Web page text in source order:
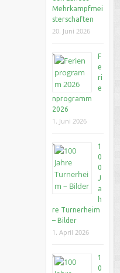
Mehrkampfmei
sterschaften
20. Juni 2026
F
e
ri
e
nprogramm
2026
1. Juni 2026
1
0
0
J
a
h
re Turnerheim
– Bilder
1. April 2026
1
0